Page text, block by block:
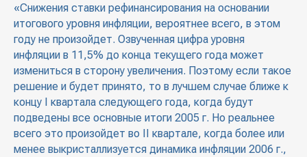
«Снижения ставки рефинансирования на основании
итогового уровня инфляции, вероятнее всего, в этом
году не произойдет. Озвученная цифра уровня
инфляции в 11,5% до конца текущего года может
измениться в сторону увеличения. Поэтому если такое
решение и будет принято, то в лучшем случае ближе к
концу I квартала следующего года, когда будут
подведены все основные итоги 2005 г. Но реальнее
всего это произойдет во II квартале, когда более или
менее выкристаллизуется динамика инфляции 2006 г.,